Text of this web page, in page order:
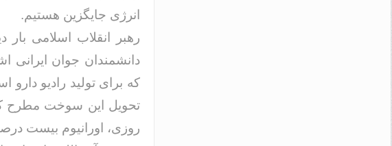
انرژی جایگزین هستیم.
رهبر انقلاب اسلامی
دانشمندان جوان ایرانی
که برای تولید رادیو
تحویل این سوخت مطرح
روزی، اورانیوم بیست